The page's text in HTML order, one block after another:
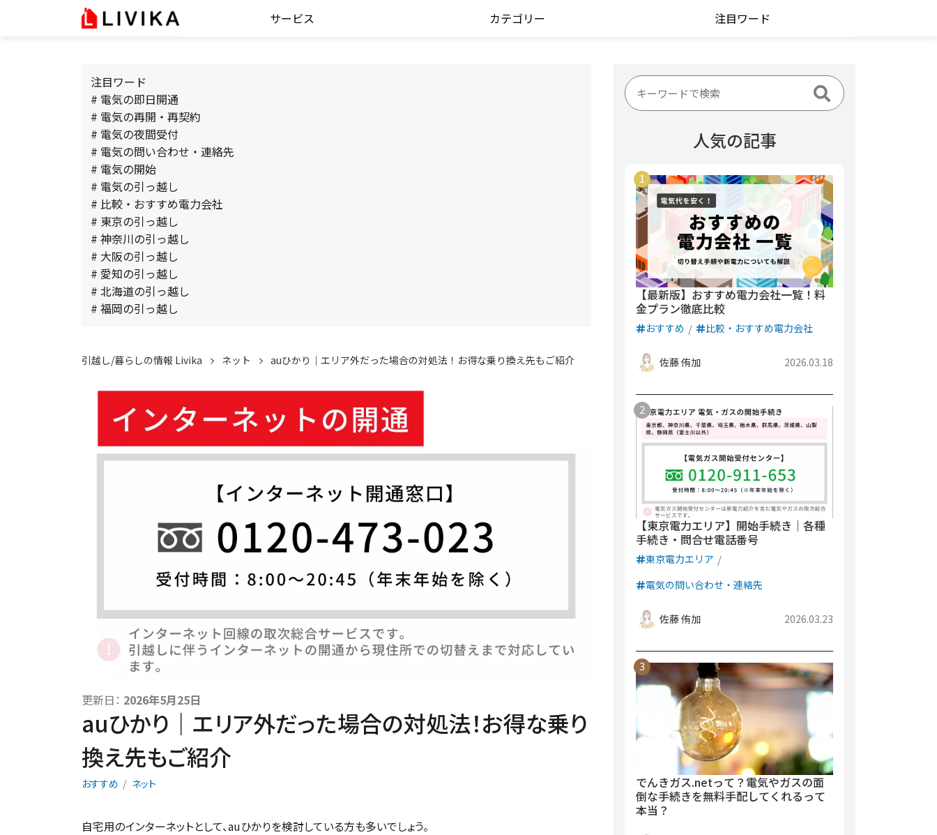
サービス カテゴリー 注目ワード
注目ワード
# 電気の即日開通
# 電気の再開・再契約
# 電気の夜間受付
# 電気の問い合わせ・連絡先
# 電気の開始
# 電気の引っ越し
# 比較・おすすめ電力会社
# 東京の引っ越し
# 神奈川の引っ越し
# 大阪の引っ越し
# 愛知の引っ越し
# 北海道の引っ越し
# 福岡の引っ越し
引越し/暮らしの情報 Livika ネット auひかり｜エリア外だった場合の対処法！お得な乗り換え先もご紹介
更新日： 2026年5月25日
auひかり｜エリア外だった場合の対処法！お得な乗り
換え先もご紹介
おすすめ ネット
自宅用のインターネットとして、auひかりを検討している方も多いでしょう。
人気の記事
【最新版】おすすめ電力会社一覧！料
金プラン徹底比較
おすすめ 比較・おすすめ電力会社
佐藤 侑加 2026.03.18
【東京電力エリア】開始手続き｜各種
手続き・問合せ電話番号
東京電力エリア
電気の問い合わせ・連絡先
佐藤 侑加 2026.03.23
でんきガス.netって？電気やガスの面
倒な手続きを無料手配してくれるって
本当？